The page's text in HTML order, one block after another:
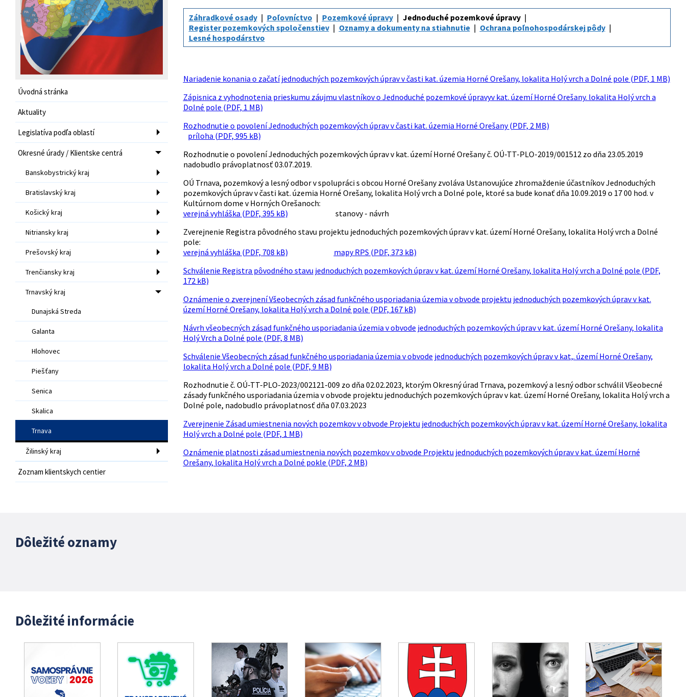
Úvodná stránka
Aktuality
Legislatíva podľa oblastí
Okresné úrady / Klientske centrá
Banskobystrický kraj
Bratislavský kraj
Košický kraj
Nitriansky kraj
Prešovský kraj
Trenčiansky kraj
Trnavský kraj
Dunajská Streda
Galanta
Hlohovec
Piešťany
Senica
Skalica
Trnava
Žilinský kraj
Zoznam klientskych centier
Záhradkové osady Poľovníctvo Pozemkové úpravy
Jednoduché pozemkové úpravy
Register pozemkových spoločenstiev
Oznamy a dokumenty na stiahnutie
Ochrana poľnohospodárskej pôdy
Lesné hospodárstvo
Nariadenie konania o začatí jednoduchých pozemkových úprav v časti kat. územia Horné Orešany, lokalita Holý vrch a Dolné pole (PDF, 1 MB)
Zápisnica z vyhodnotenia prieskumu záujmu vlastníkov o Jednoduché pozemkové úpravyv kat. území Horné Orešany. lokalita Holý vrch a
Dolné pole (PDF, 1 MB)
Rozhodnutie o povolení Jednoduchých pozemkových úprav v časti kat. územia Horné Orešany (PDF, 2 MB)
príloha (PDF, 995 kB)
Rozhodnutie o povolení Jednoduchých pozemkových úprav v kat. území Horné Orešany č. OÚ-TT-PLO-2019/001512 zo dňa 23.05.2019
nadobudlo právoplatnosť 03.07.2019.
OÚ Trnava, pozemkový a lesný odbor v spolupráci s obcou Horné Orešany zvoláva Ustanovujúce zhromaždenie účastníkov Jednoduchých
pozemkových úprav v časti kat. územia Horné Orešany, lokalita Holý vrch a Dolné pole, ktoré sa bude konať dňa 10.09.2019 o 17 00 hod. v
Kultúrnom dome v Horných Orešanoch:
verejná vyhláška (PDF, 395 kB)
stanovy - návrh
Zverejnenie Registra pôvodného stavu projektu jednoduchých pozemkových úprav v kat. území Horné Orešany, lokalita Holý vrch a Dolné
pole:
verejná vyhláška (PDF, 708 kB)
mapy RPS (PDF, 373 kB)
Schválenie Registra pôvodného stavu jednoduchých pozemkových úprav v kat. území Horné Orešany, lokalita Holý vrch a Dolné pole (PDF,
172 kB)
Oznámenie o zverejnení Všeobecných zásad funkčného usporiadania územia v obvode projektu jednoduchých pozemkových úprav v kat.
území Horné Orešany, lokalita Holý vrch a Dolné pole (PDF, 167 kB)
Návrh všeobecných zásad funkčného usporiadania územia v obvode jednoduchých pozemkových úprav v kat. území Horné Orešany, lokalita
Holý Vrch a Dolné pole (PDF, 8 MB)
Schválenie Všeobecných zásad funkčného usporiadania územia v obvode jednoduchých pozemkových úprav v kat,. území Horné Orešany,
lokalita Holý vrch a Dolné pole (PDF, 9 MB)
Rozhodnutie č. OÚ-TT-PLO-2023/002121-009 zo dňa 02.02.2023, ktorým Okresný úrad Trnava, pozemkový a lesný odbor schválil Všeobecné
zásady funkčného usporiadania územia v obvode projektu jednoduchých pozemkových úprav v kat. území Horné Orešany, lokalita Holý vrch a
Dolné pole, nadobudlo právoplatnosť dňa 07.03.2023
Zverejnenie Zásad umiestnenia nových pozemkov v obvode Projektu jednoduchých pozemkových úprav v kat. území Horné Orešany, lokalita
Holý vrch a Dolné pole (PDF, 1 MB)
Oznámenie platnosti zásad umiestnenia nových pozemkov v obvode Projektu jednoduchých pozemkových úprav v kat. území Horné
Orešany, lokalita Holý vrch a Dolné pokle (PDF, 2 MB)
Dôležité oznamy
Dôležité informácie